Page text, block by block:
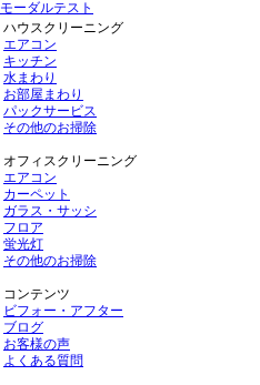
モーダルテスト
ハウスクリーニング
エアコン
キッチン
水まわり
お部屋まわり
パックサービス
その他のお掃除
オフィスクリーニング
エアコン
カーペット
ガラス・サッシ
フロア
蛍光灯
その他のお掃除
コンテンツ
ビフォー・アフター
ブログ
お客様の声
よくある質問